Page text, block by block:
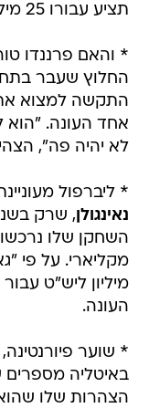
תציע עבורו 25 מיליון ליש"ט.
* והאם פרננדו
החלוץ שעבר
התקשה למצוא
אחד העונה. "הוא
לא יהיה פה",
* ליברפול
נאינגולן
מיליון ליש"ט
העונה.
* שוער פיורנטינה,
באיטליה מספרים
הצהרות שלו שהוא